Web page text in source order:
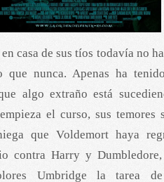
casa de sus tíos todavía no
que nunca. Apenas ha
algo extraño está
el curso, sus temores
que Voldemort haya
contra Harry y
Umbridge la tarea